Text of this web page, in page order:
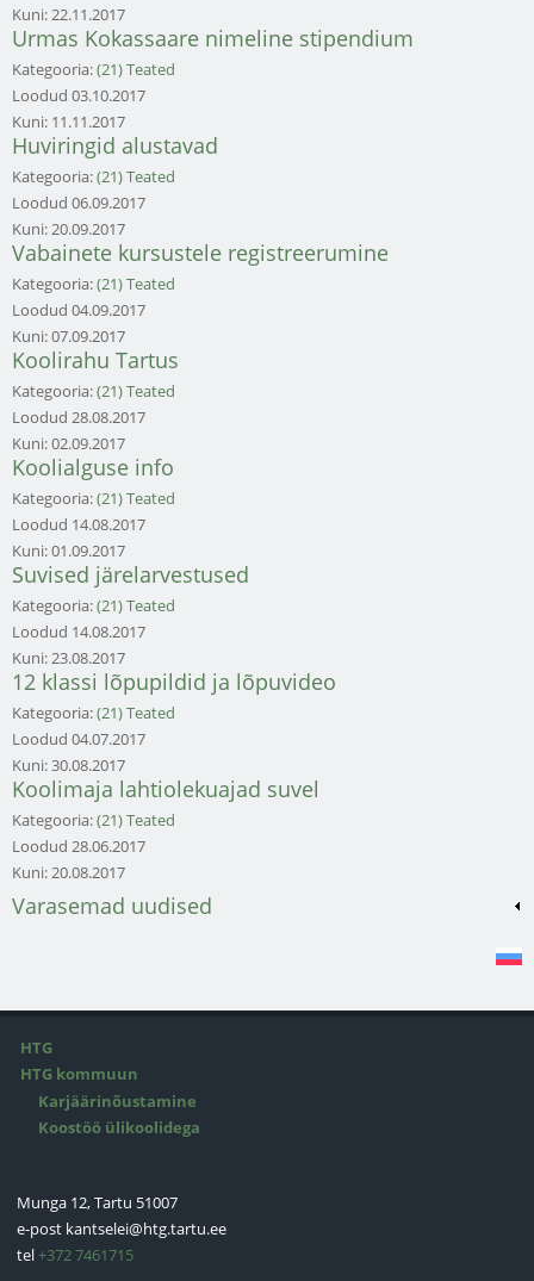
Kuni:22.11.2017
Urmas Kokassaare nimeline stipendium
Kategooria:(21) Teated
Loodud 03.10.2017
Kuni: 11.11.2017
Huviringid alustavad
Kategooria:(21) Teated
Loodud 06.09.2017
Kuni:20.09.2017
Vabainete kursustele registreerumine
Kategooria:(21) Teated
Loodud 04.09.2017
Kuni:07.09.2017
Koolirahu Tartus
Kategooria:(21) Teated
Loodud 28.08.2017
Kuni:02.09.2017
Koolialguse info
Kategooria:(21) Teated
Loodud 14.08.2017
Kuni:01.09.2017
Suvised järelarvestused
Kategooria:(21) Teated
Loodud 14.08.2017
Kuni:23.08.2017
12 klassi lõpupildid ja lõpuvideo
Kategooria:(21) Teated
Loodud 04.07.2017
Kuni:30.08.2017
Koolimaja lahtiolekuajad suvel
Kategooria:(21) Teated
Loodud 28.06.2017
Kuni:20.08.2017
Varasemad uudised
HTG
HTG kommuun
Karjäärinõustamine
Koostöö ülikoolidega
Munga 12, Tartu 51007
e-post kantselei@htg.tartu.ee
tel+372 7461715